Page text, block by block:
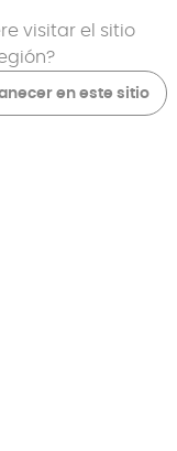
visitar el sitio
en este sitio